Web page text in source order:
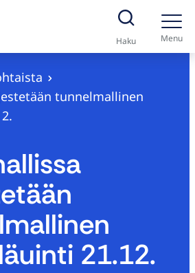
Haku Menu
tunnelmallinen
21.12.